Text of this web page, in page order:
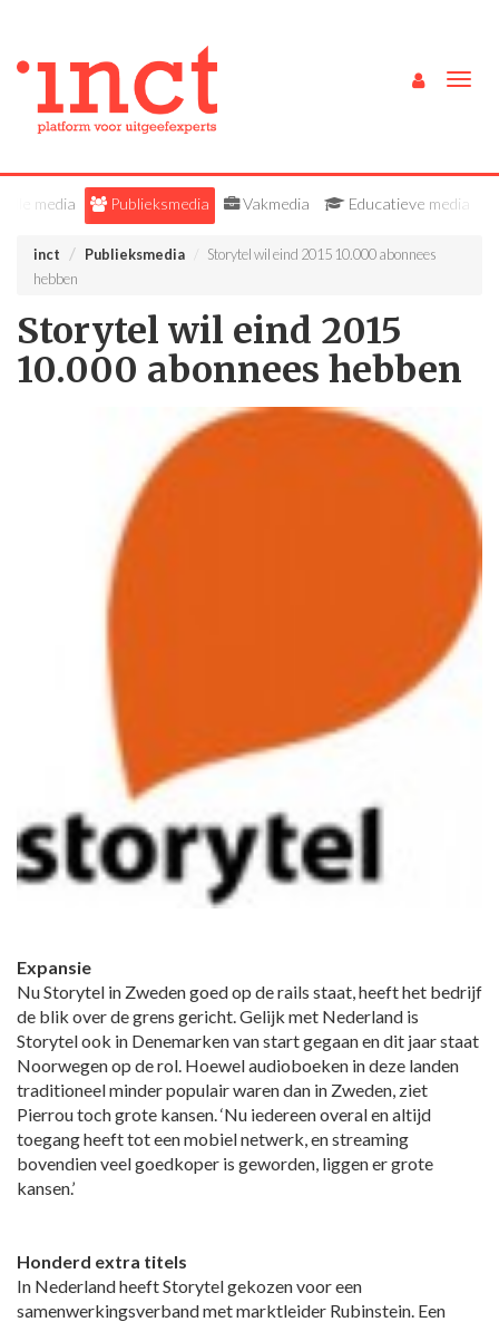
Alle media Publieksmedia Vakmedia Educatieve media
inct Publieksmedia
Storytel wil eind 2015 10.000 abonnees
hebben
Storytel wil eind 2015
10.000 abonnees hebben
Expansie
Nu Storytel in Zweden goed op de rails staat, heeft het bedrijf
de blik over de grens gericht. Gelijk met Nederland is
Storytel ook in Denemarken van start gegaan en dit jaar staat
Noorwegen op de rol. Hoewel audioboeken in deze landen
traditioneel minder populair waren dan in Zweden, ziet
Pierrou toch grote kansen. ‘Nu iedereen overal en altijd
toegang heeft tot een mobiel netwerk, en streaming
bovendien veel goedkoper is geworden, liggen er grote
kansen.’
Honderd extra titels
In Nederland heeft Storytel gekozen voor een
samenwerkingsverband met marktleider Rubinstein. Een